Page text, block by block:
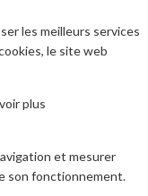
les meilleurs services
le site web
plus
et mesurer
son fonctionnement.